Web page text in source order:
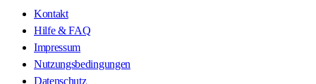
Kontakt
Hilfe & FAQ
Impressum
Nutzungsbedingungen
Datenschutz